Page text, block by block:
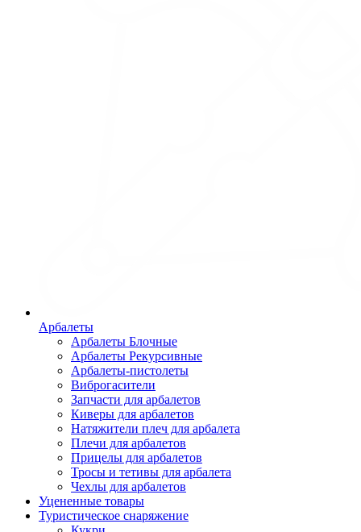
Арбалеты
Арбалеты Блочные
Арбалеты Рекурсивные
Арбалеты-пистолеты
Виброгасители
Запчасти для арбалетов
Киверы для арбалетов
Натяжители плеч для арбалета
Плечи для арбалетов
Прицелы для арбалетов
Тросы и тетивы для арбалета
Чехлы для арбалетов
Уцененные товары
Туристическое снаряжение